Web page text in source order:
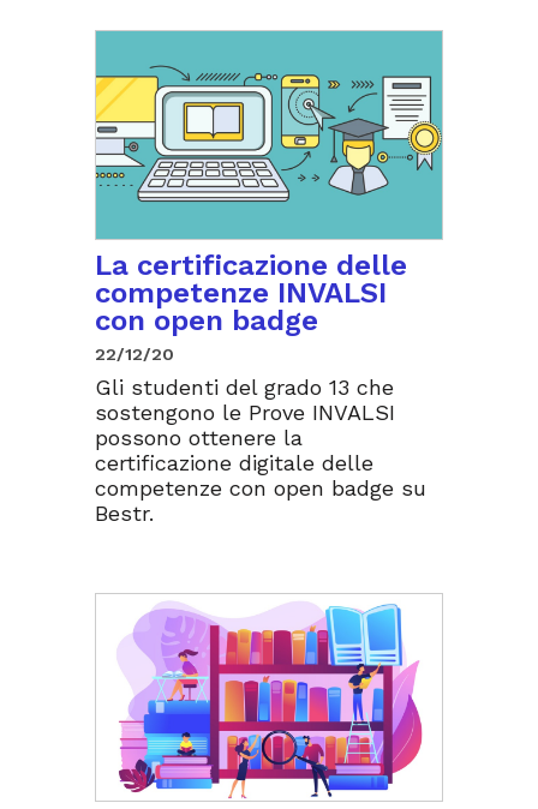
La certificazione delle
competenze INVALSI
con open badge
22/12/20
Gli studenti del grado 13 che
sostengono le Prove INVALSI
possono ottenere la
certificazione digitale delle
competenze con open badge su
Bestr.